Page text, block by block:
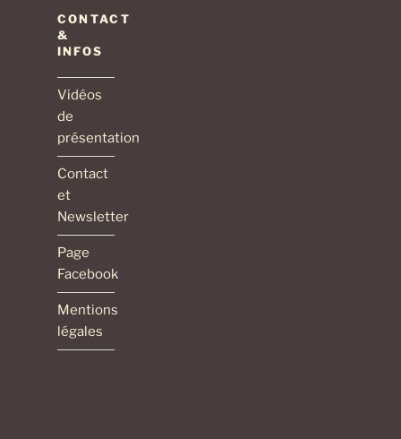
CONTACT
&
INFOS
Vidéos
de
présentation
Contact
et
Newsletter
Page
Facebook
Mentions
légales